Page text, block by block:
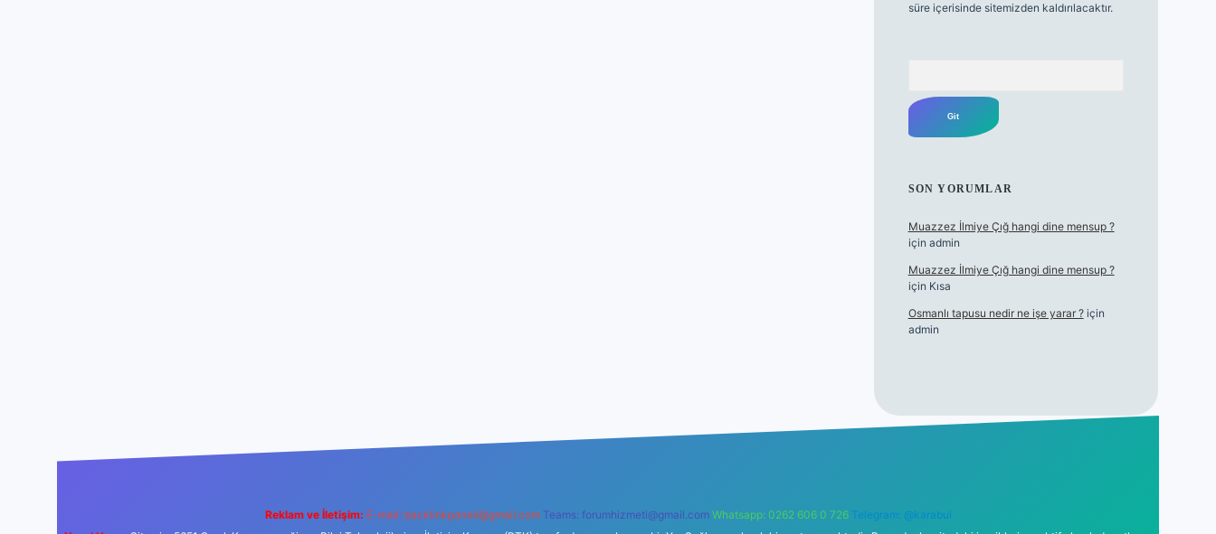
süre içerisinde sitemizden kaldırılacaktır.
SON YORUMLAR
Muazzez İlmiye Çığ hangi dine mensup ?
için admin
Muazzez İlmiye Çığ hangi dine mensup ?
için Kısa
Osmanlı tapusu nedir ne işe yarar ?için
admin
Reklam ve İletişim: E-mail: backlinkpaneli@gmail.com Teams: forumhizmeti@gmail.com Whatsapp: 0262 606 0 726 Telegram: @karabul